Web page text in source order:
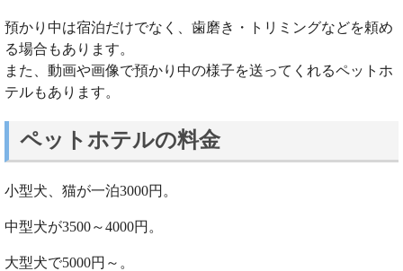
預かり中は宿泊だけでなく、歯磨き・トリミングなどを頼め
る場合もあります。
また、動画や画像で預かり中の様子を送ってくれるペットホ
テルもあります。
ペットホテルの料金
小型犬、猫が一泊3000円。
中型犬が3500～4000円。
大型犬で5000円～。